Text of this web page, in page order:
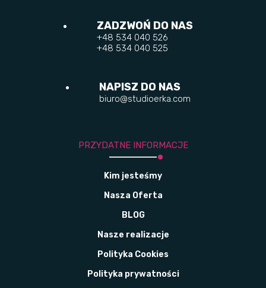
ZADZWOŃ DO NAS
+48 534 040 526
+48 534 040 525
NAPISZ DO NAS
biuro@studioerka.com
PRZYDATNE INFORMACJE
Kim jesteśmy
Nasza Oferta
BLOG
Nasze realizacje
Polityka Cookies
Polityka prywatności